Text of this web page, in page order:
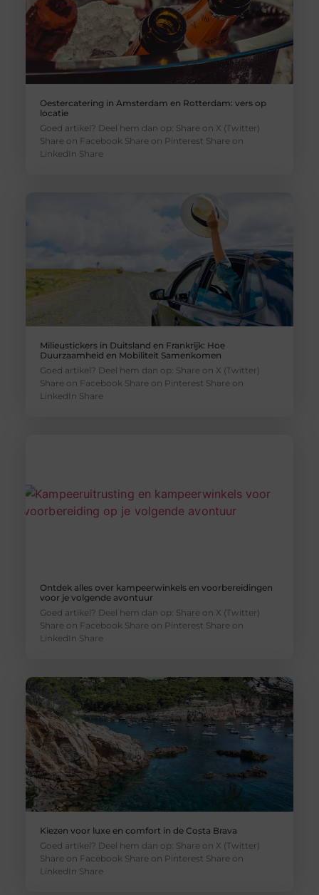
Oestercatering in Amsterdam en Rotterdam: vers op
locatie
Goed artikel? Deel hem dan op: Share on X (Twitter)
Share on Facebook Share on Pinterest Share on
LinkedIn Share
Milieustickers in Duitsland en Frankrijk: Hoe
Duurzaamheid en Mobiliteit Samenkomen
Goed artikel? Deel hem dan op: Share on X (Twitter)
Share on Facebook Share on Pinterest Share on
LinkedIn Share
Ontdek alles over kampeerwinkels en voorbereidingen
voor je volgende avontuur
Goed artikel? Deel hem dan op: Share on X (Twitter)
Share on Facebook Share on Pinterest Share on
LinkedIn Share
Kiezen voor luxe en comfort in de Costa Brava
Goed artikel? Deel hem dan op: Share on X (Twitter)
Share on Facebook Share on Pinterest Share on
LinkedIn Share